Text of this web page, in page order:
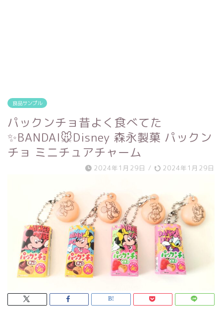
食品サンプル
パックンチョ昔よく食べてた
✨BANDAI🐭Disney 森永製菓 パックン
チョ ミニチュアチャーム
2024年1月29日 / 2024年1月29日